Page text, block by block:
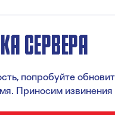
СЕРВЕРА
попробуйте
Приносим извинения